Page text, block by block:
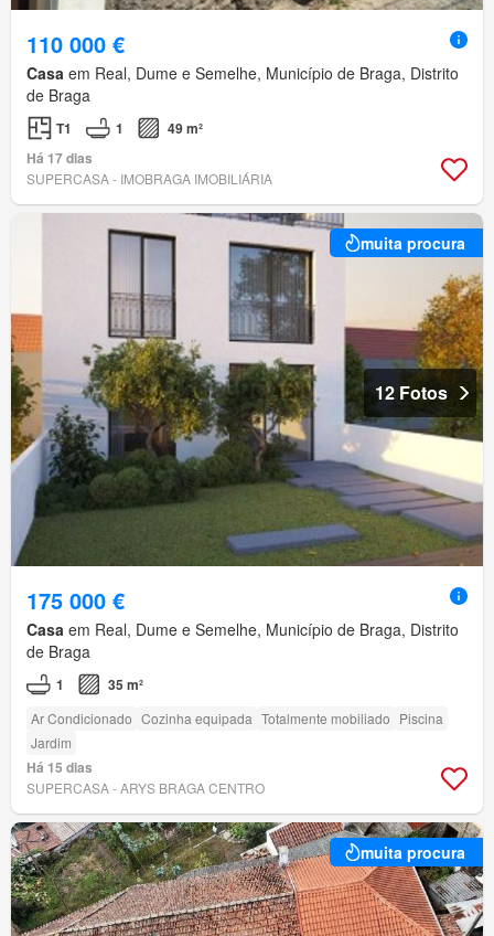
110 000 €
Casa em Real, Dume e Semelhe, Município de Braga, Distrito
de Braga
T1 1
49 m²
Há 17 dias
SUPERCASA - IMOBRAGA IMOBILIÁRIA
muita procura
12 Fotos
175 000 €
Casa em Real, Dume e Semelhe, Município de Braga, Distrito
de Braga
1 35 m²
Ar Condicionado Cozinha equipada Totalmente mobiliado Piscina
Jardim
Há 15 dias
SUPERCASA - ARYS BRAGA CENTRO
muita procura